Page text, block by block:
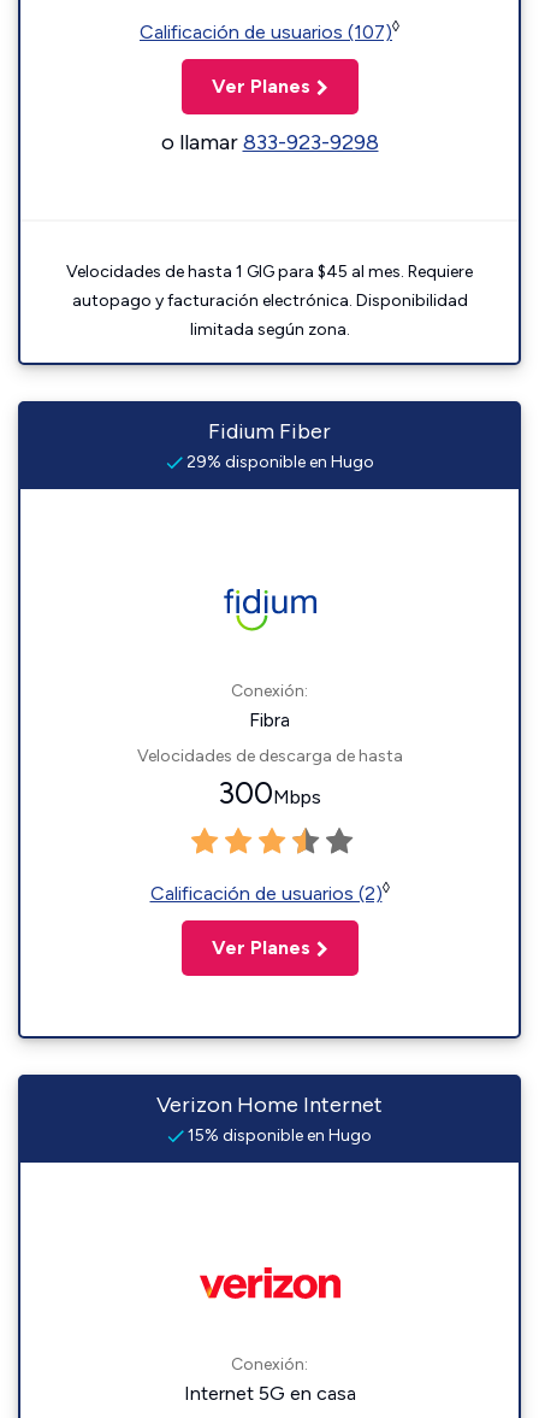
Calificación de usuarios (107)◊
Ver Planes
o llamar833-923-9298
Velocidades de hasta 1 GIG para $45 al mes. Requiere
autopago y facturación electrónica. Disponibilidad
limitada según zona.
Fidium Fiber
29% disponible en Hugo
Conexión:
Fibra
Velocidades de descarga de hasta
300Mbps
Calificación de usuarios (2)◊
Ver Planes
Verizon Home Internet
15% disponible en Hugo
Conexión:
Internet 5G en casa